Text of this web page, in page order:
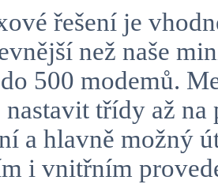
řešení je
než naše
500 modemů.
nastavit třídy až
a hlavně možný
i vnitřním